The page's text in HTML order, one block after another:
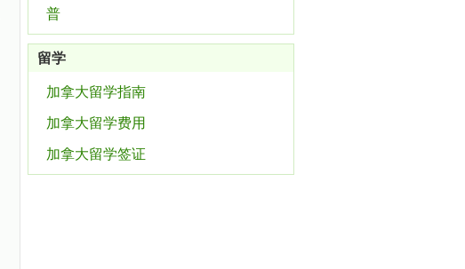
普
留学
加拿大留学指南
加拿大留学费用
加拿大留学签证